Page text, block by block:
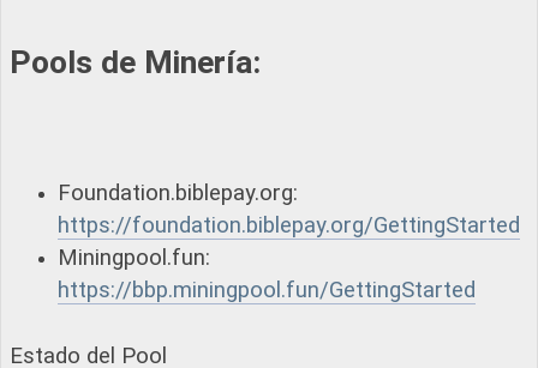
Pools de Minería:
Foundation.biblepay.org:
https://foundation.biblepay.org/GettingStarted
Miningpool.fun:
https://bbp.miningpool.fun/GettingStarted
Estado del Pool